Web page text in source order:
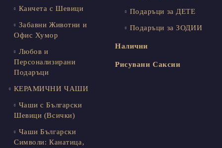
Канчета с Шевици
Забавни Животни и
Офис Хумор
Любов и
Персонализирани
Подаръци
КЕРАМИЧНИ ЧАШИ
Чаши с Български
Шевици (Всички)
Чаши Български
Символи: Канатица,
Подаръци за ДЕТЕ
Подаръци за ЗОДИИ
Налични
Рисувани Саксии